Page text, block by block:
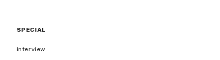
SPECIAL
interview